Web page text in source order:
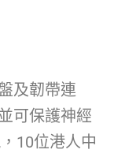
及韌帶連
可保護神經
10位港人中